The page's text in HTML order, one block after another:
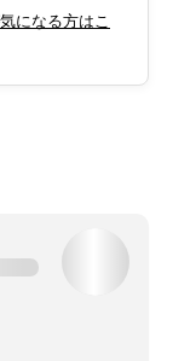
になる方はこ